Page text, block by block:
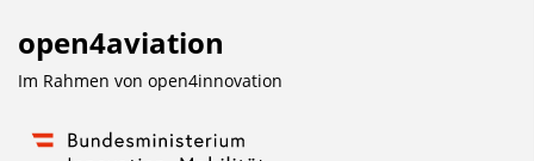
open4aviation
Im Rahmen von open4innovation